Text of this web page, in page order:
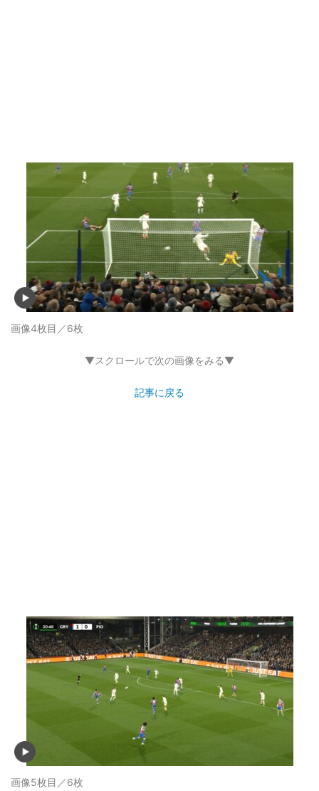
画像4枚目／6枚
▼スクロールで次の画像をみる▼
記事に戻る
画像5枚目／6枚